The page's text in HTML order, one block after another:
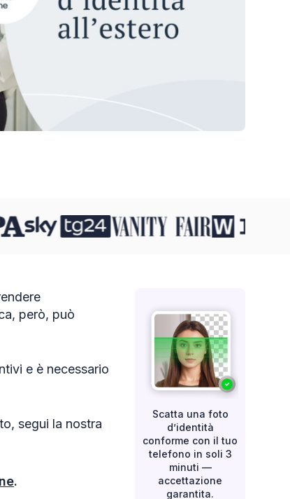
però, può
e è necessario
segui la nostra
.
Scatta una foto
d’identità
conforme con il tuo
telefono in soli 3
minuti —
accettazione
garantita.